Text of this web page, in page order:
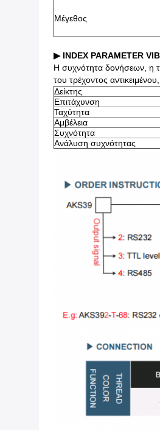
Μέγεθος
▶ INDEX PARAMETER
Η συχνότητα δονήσεων, η
του τρέχοντος
Δείκτης
Επιτάχυνση
Ταχύτητα
Αμβέλεια
Συχνότητα
Ανάλυση συχνότητας